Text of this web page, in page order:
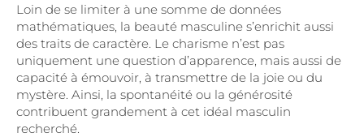
Loin de se limiter à une somme de données
mathématiques, la beauté masculine s’enrichit aussi
des traits de caractère. Le charisme n’est pas
uniquement une question d’apparence, mais aussi de
capacité à émouvoir, à transmettre de la joie ou du
mystère. Ainsi, la spontanéité ou la générosité
contribuent grandement à cet idéal masculin
recherché.